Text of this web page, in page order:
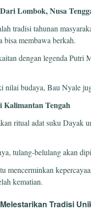
Lombok, Nusa
tradisi tahunan
bisa membawa berkah.
dengan legenda Putri
nilai budaya, Bau Nyale
Kalimantan Tengah
ritual adat suku Dayak
tulang-belulang akan
mencerminkan
kematian.
Tradisi